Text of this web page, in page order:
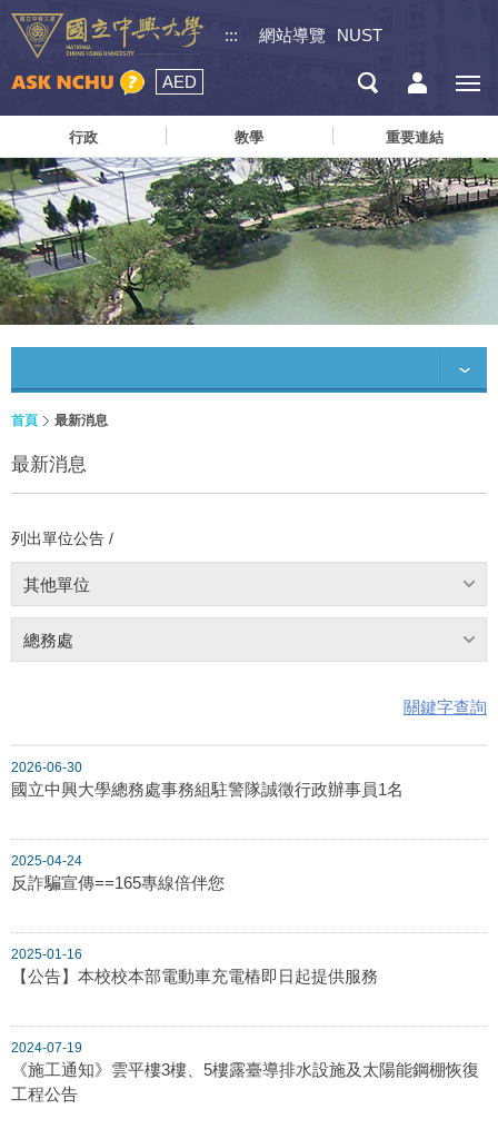
::: 網站導覽 NUST
AED
行政 教學 重要連結
首頁 最新消息
最新消息
列出單位公告 /
其他單位
總務處
關鍵字查詢
2026-06-30
國立中興大學總務處事務組駐警隊誠徵行政辦事員1名
2025-04-24
反詐騙宣傳==165專線倍伴您
2025-01-16
【公告】本校校本部電動車充電樁即日起提供服務
2024-07-19
《施工通知》雲平樓3樓、5樓露臺導排水設施及太陽能鋼棚恢復
工程公告